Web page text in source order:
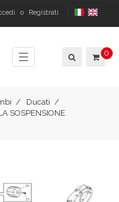
o Registrati
Toggle
navigation
0
Ducati
SOSPENSIONE